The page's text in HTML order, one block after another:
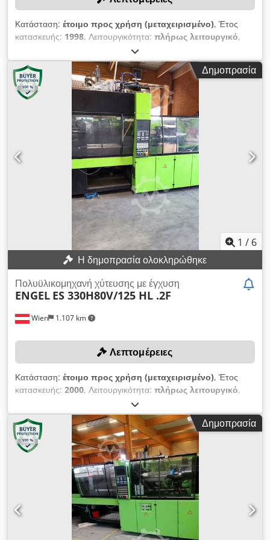
Κατάσταση: έτοιμο προς χρήση (μεταχειρισμένο), Έτος
κατασκευής: 1998, Λειτουργικότητα: πλήρως λειτουργικό,
, Χωρίς ελάχιστη τιμή - εγγυημένη
πώληση στην υψηλότερη προσφορά! ΤΕΧΝΙΚΑ ΣΤΟΙΧΕΙΑ
Δύναμη κλεισίματος: 200 t Απόσταση κολονών: 560 x 560 mm
Διάμετρος κοχλία (πρώτο συστατικό): 60 mm Διάμετρος κοχλία
(δεύτερο συστατικό): 35 mm Βάρος έγχυσης (πρώτο
συστατικό): 566 g Βάρος έγχυσης (δεύτερο συστατικό): 178 g
Crjdpfx Alsy Exdljref ΕΞΟΠΛΙΣΜΟΣ Διπλό σύστημα Σύστημα
Kraussmaffei Multinject Σημείωση: Σε περίπτωση αγοράς
πολλών αντικειμένων από το ίδιο σημείο (δείτε προσφορές
παρακάτω), θα απαλλαγείτε από τα αντίστοιχα χαμηλότερα
κόστη αποσυναρμολόγησης και φόρτωσης.
Δημοπρασία
1 / 6
Η δημοπρασία ολοκληρώθηκε
Wien 1.107 km
Πολυϋλικομηχανή χύτευσης με έγχυση
ENGEL ES 330H80V/125 HL .2F
Λεπτομέρειες
Κατάσταση: έτοιμο προς χρήση (μεταχειρισμένο), Έτος
κατασκευής: 2000, Λειτουργικότητα: πλήρως λειτουργικό,
, μοντέλο ελεγκτή:
ελάχιστη τιμή - εγγυημένη πώληση στη μεγαλύτερη προσφορά!
ΤΕΧΝΙΚΕΣ ΛΕΠΤΟΜΕΡΕΙΕΣ Δύναμη κλεισίματος: 125 t
Κύλινδρος Ο: 35 Κύλινδρος Κ: 18 ΛΕΠΤΟΜΕΡΕΙΕΣ
ΜΗΧΑΝΗΜΑΤΟΣ Έλεγχος: CC100 ΕΞΟΠΛΙΣΜΟΣ 1x
Υδραυλικός εξολκέας πυρήνα BAP 1x Προπ. υδραυλική
σύνδεση πλάκας ευρετηρίου BAP 16x Ζώνες θέρμανσης (HK)
2x Μαγνητικές πλάκες σύσφιξης για BAP και FAP Codpfxey Exc
Ie Alrjrf Σημείωση: Σε περίπτωση αγοράς πολλών
αντικειμένων από το ίδιο σημείο (βλ. παρακάτω προσφορές),
θα ισχύουν μειωμένα έξοδα αποσυναρμολόγησης και
Δημοπρασία